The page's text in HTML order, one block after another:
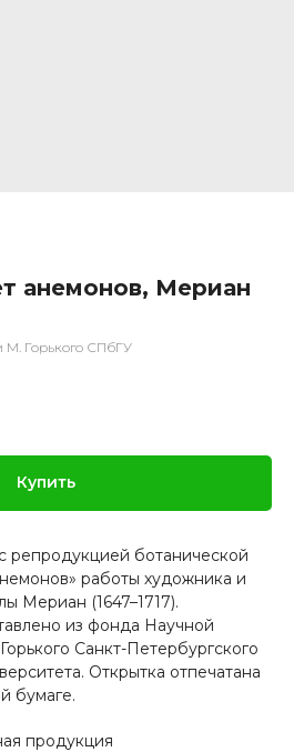
анемонов, Мериан
М. Горького СПбГУ
Купить
репродукцией ботанической
работы художника и
Мериан (1647–1717).
из фонда Научной
Санкт-Петербургского
Открытка отпечатана
бумаге.
продукция